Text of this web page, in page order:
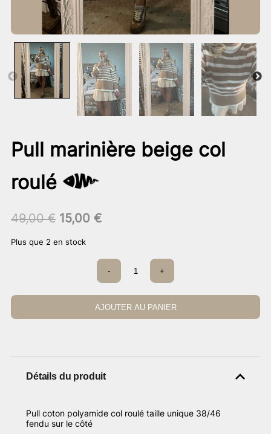
Pull marinière beige col
roulé
49,00€ Le
initial
49,00 €.
15,00 €Le
est :
15,00 €.
Plus que 2 en stock
quantité
Pull
marinière
beige
- +
AJOUTER AU PANIER
Détails du produit
Pull coton polyamide col roulé taille unique 38/46
fendu sur le côté